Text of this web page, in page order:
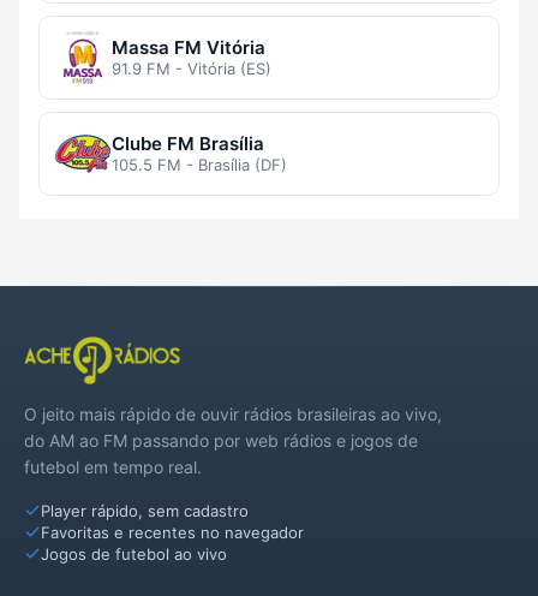
Massa FM Vitória
91.9 FM - Vitória (ES)
Clube FM Brasília
105.5 FM - Brasília (DF)
O jeito mais rápido de ouvir rádios brasileiras ao vivo,
do AM ao FM passando por web rádios e jogos de
futebol em tempo real.
Player rápido, sem cadastro
Favoritas e recentes no navegador
Jogos de futebol ao vivo